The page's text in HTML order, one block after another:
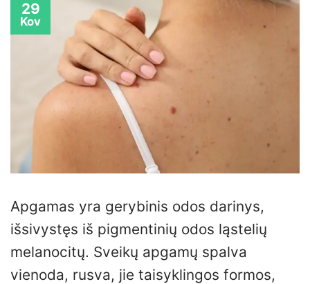
29
Kov
Apgamas yra gerybinis odos darinys,
išsivystęs iš pigmentinių odos ląstelių
melanocitų. Sveikų apgamų spalva
vienoda, rusva, jie taisyklingos formos,